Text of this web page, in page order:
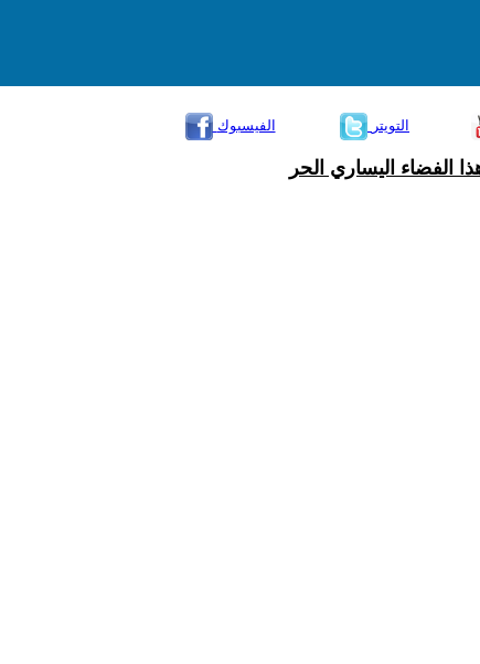
الفيسبوك
التويتر
الفضاء اليساري الحر